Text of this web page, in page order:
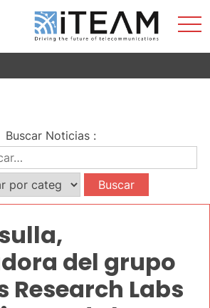
Buscar Noticias:
del grupo
Research Labs